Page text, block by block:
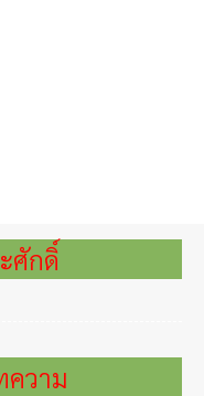
าทุกข์ บำรุงสุขให้ยั่งยืน"
มเวทีนานาชาติ ประสานขับเค
ศักดิ์
ความ